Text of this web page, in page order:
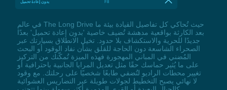
بدون إعادة تحميل F8
في عالم The Long Drive حيث تُحاكي كل تفاصيل القيادة بيئة ما
بعد الكارثة بواقعية مدهشة تُضيف خاصية 'بدون إعادة تحميل' بعدًا
جديدًا للحرية والاستكشاف بلا حدود. تخيل الانطلاق بسيارتك عبر
الصحراء الشاسعة دون الحاجة للقلق بشأن نفاد الوقود أو البحث
المُضني في المباني المهجورة فهذه الميزة تُمكّنك من التركيز
على ما يُثير حماسك حقًا مثل تعديل المرايا الجانبية باحترافية أو
تغيير محطات الراديو لتُضفي طابعًا شخصيًا على رحلتك. مع وقود
لا نهائي يصبح التخطيط لجولات طويلة عبر التضاريس العشوائية